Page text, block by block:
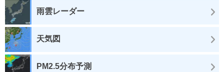
雨雲レーダー
天気図
PM2.5分布予測